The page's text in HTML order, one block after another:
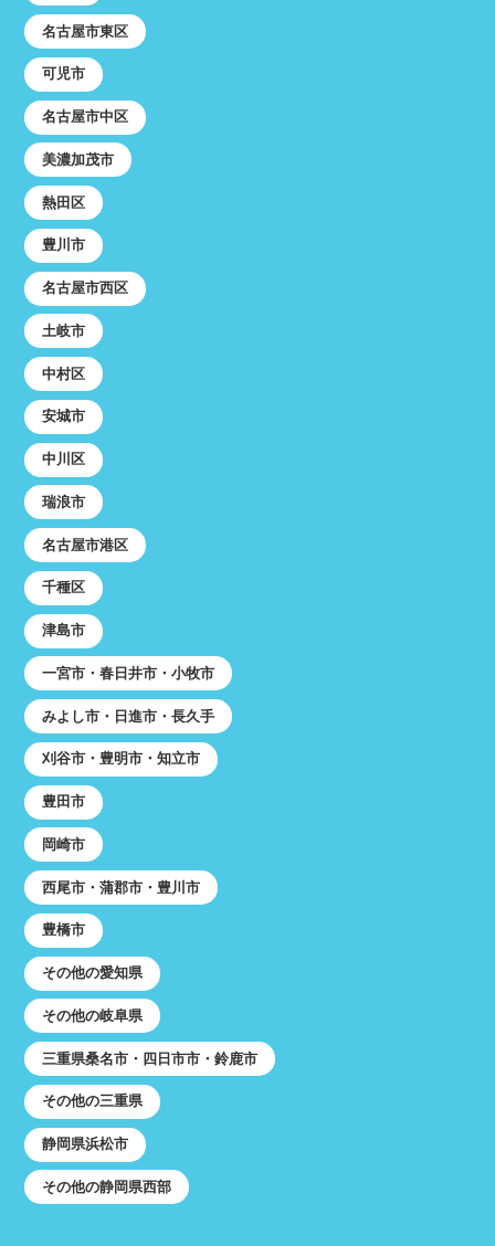
名古屋市東区
可児市
名古屋市中区
美濃加茂市
熱田区
豊川市
名古屋市西区
土岐市
中村区
安城市
中川区
瑞浪市
名古屋市港区
千種区
津島市
一宮市・春日井市・小牧市
みよし市・日進市・長久手
刈谷市・豊明市・知立市
豊田市
岡崎市
西尾市・蒲郡市・豊川市
豊橋市
その他の愛知県
その他の岐阜県
三重県桑名市・四日市市・鈴鹿市
その他の三重県
静岡県浜松市
その他の静岡県西部